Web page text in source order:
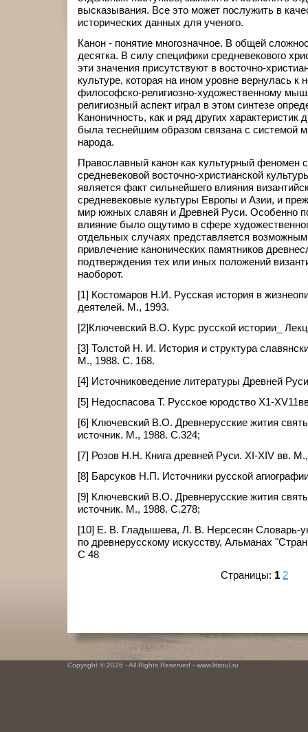
высказывания. Все это может послужить в
исторических данных для ученого.
Канон - понятие многозначное. В общей
десятка. В силу специфики средневекового
эти значения присутствуют в восточно-
культуре, которая на ином уровне вернулась к
философско-религиозно-художественному
религиозный аспект играл в этом синтезе
Каноничность, как и ряд других характеристик
была теснейшим образом связана с системой
народа.
Православный канон как культурный феномен
средневековой восточно-христианской
является факт сильнейшего влияния
средневековые культуры Европы и Азии, и
мир южных славян и Древней Руси. Особенно
влияние было ощутимо в сфере
отдельных случаях представляется
привлечение канонических памятников
подтверждения тех или иных положений
наоборот.
[1] Костомаров Н.И. Русская история в
деятелей. М., 1993.
[2]Ключевский В.О. Курс русской истории_
[3] Толстой Н. И. История и структура
М., 1988. С. 168.
[4] Источниковедение литературы Древней
[5] Недоспасова Т. Русское юродство Х1-
[6] Ключевский В.О. Древнерусские жития
источник. М., 1988. С.324;
[7] Розов Н.Н. Книга древней Руси. ХI-ХIV вв.
[8] Барсуков Н.П. Источники русской
[9] Ключевский В.О. Древнерусские жития
источник. М., 1988. С.278;
[10] Е. В. Гладышева, Л. В. Нерсесян Словарь-
по древнерусскому искусству, Альманах
С 48
Страницы: 1 2
Copyright © 2026 - All Rights Reserved - www.litsoul.ru